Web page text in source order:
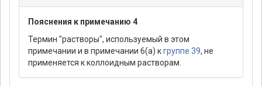
Пояснения к примечанию 4
Термин "растворы", используемый в этом
примечании и в примечании 6(а) кгруппе 39, не
применяется к коллоидным растворам.